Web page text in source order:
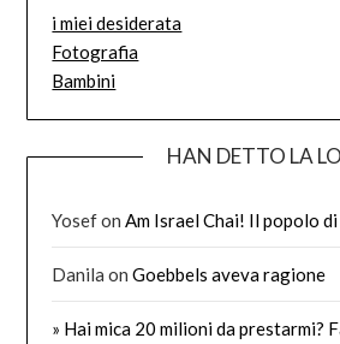
i miei desiderata
Fotografia
Bambini
HAN DETTO LA
Yosefon Am Israel Chai! Il popolo
Danila onGoebbels aveva ragione
» Hai mica 20 milioni da prestarmi?